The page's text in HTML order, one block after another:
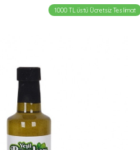
1000 TL üstü Ücretsiz Teslimat